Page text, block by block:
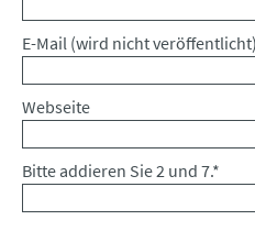
Pflichtfeld
E-Mail (wird nicht veröffentlicht)
Webseite
Bitte addieren Sie 2 und 7.*